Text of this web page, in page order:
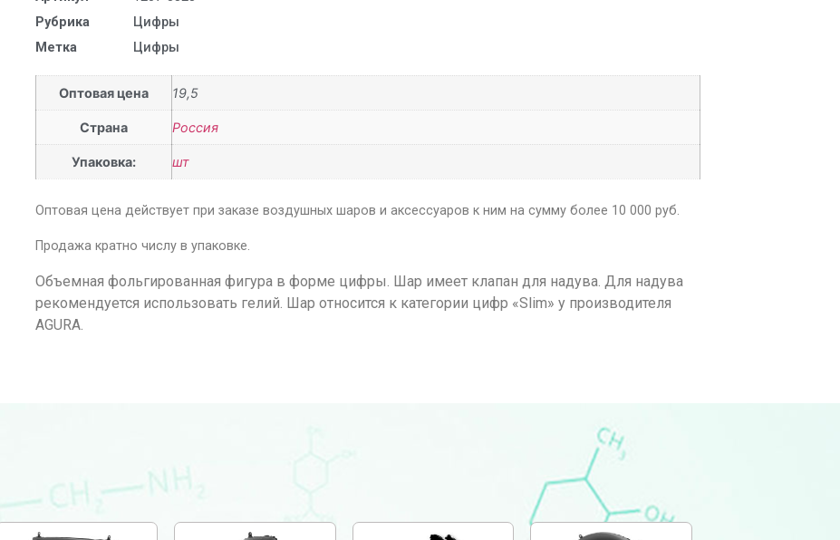
Рубрика
Цифры
Метка
Цифры
Оптовая цена 19,5
Страна Россия
Упаковка: шт
Оптовая цена действует при заказе воздушных шаров и аксессуаров к ним на сумму более 10 000 руб.
Продажа кратно числу в упаковке.
Объемная фольгированная фигура в форме цифры. Шар имеет клапан для надува. Для надува
рекомендуется использовать гелий. Шар относится к категории цифр «Slim» у производителя
AGURA.